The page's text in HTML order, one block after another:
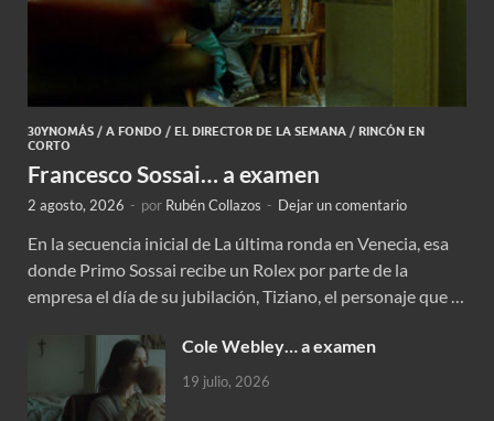
30YNOMÁS / A FONDO / EL DIRECTOR DE LA SEMANA / RINCÓN EN
CORTO
Francesco Sossai… a examen
2 agosto, 2026 - por Rubén Collazos - Dejar un comentario
En la secuencia inicial de La última ronda en Venecia, esa
donde Primo Sossai recibe un Rolex por parte de la
empresa el día de su jubilación, Tiziano, el personaje que …
Cole Webley… a examen
19 julio, 2026